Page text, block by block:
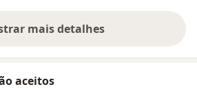
mais detalhes
sobre o endereço
aceitos